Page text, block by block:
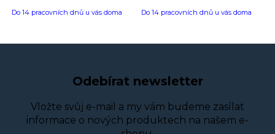
Do 14 pracovních dnů u vás doma Do 14 pracovních dnů u vás doma
Odebírat newsletter
Vložte svůj e-mail a my vám budeme zasílat
informace o nových produktech na našem e-